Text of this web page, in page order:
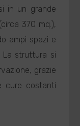
in un grande
370 mq.),
ampi spazi e
La struttura si
grazie
cure costanti